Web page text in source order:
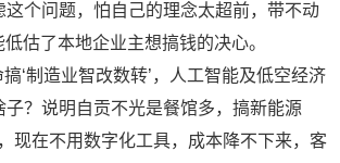
个问题，怕自己的理念太超前，带不动
估了本地企业主想搞钱的决心。
‘制造业智改数转’，人工智能及低空经济
子？说明自贡不光是餐馆多，搞新能源
现在不用数字化工具，成本降不下来，客